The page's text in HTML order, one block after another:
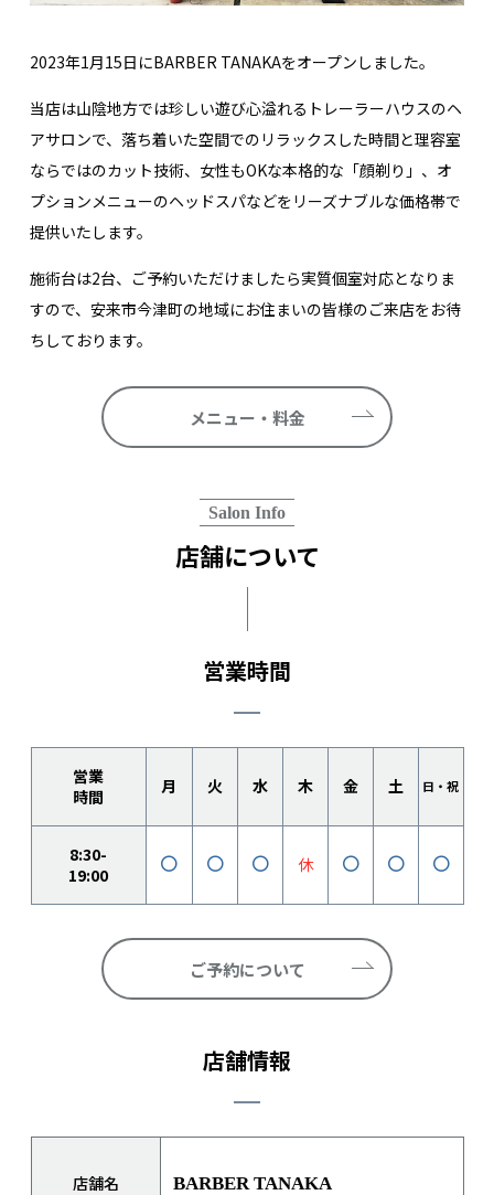
2023年1月15日にBARBER TANAKAをオープンしました。
当店は山陰地方では珍しい遊び心溢れるトレーラーハウスのヘ
アサロンで、落ち着いた空間でのリラックスした時間と理容室
ならではのカット技術、女性もOKな本格的な「顔剃り」、オ
プションメニューのヘッドスパなどをリーズナブルな価格帯で
提供いたします。
施術台は2台、ご予約いただけましたら実質個室対応となりま
すので、安来市今津町の地域にお住まいの皆様のご来店をお待
ちしております。
メニュー・料金
Salon Info
店舗について
営業時間
営業
時間
月 火 水 木 金 土 日・祝
8:30-
19:00
休
ご予約について
店舗情報
店舗名 BARBER TANAKA